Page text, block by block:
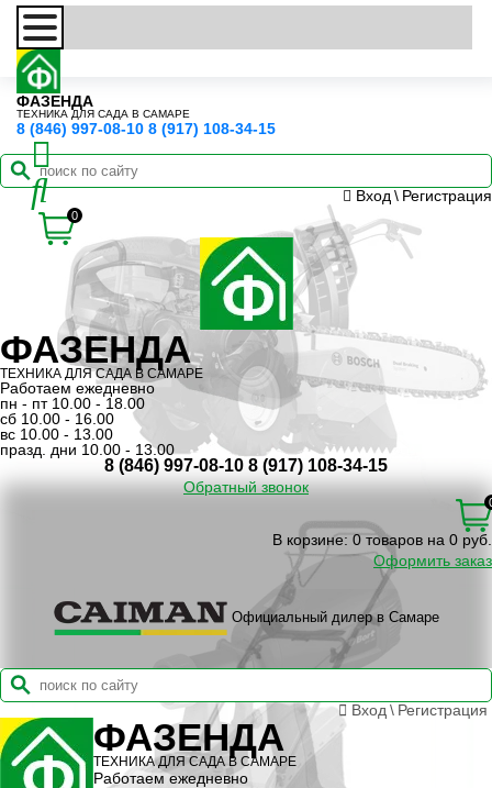
ФАЗЕНДА
ТЕХНИКА ДЛЯ САДА В САМАРЕ
8 (846) 997-08-10 8 (917) 108-34-15
0
Вход \ Регистрация
ФАЗЕНДА
ТЕХНИКА ДЛЯ САДА В САМАРЕ
Работаем ежедневно
пн - пт 10.00 - 18.00
сб 10.00 - 16.00
вс 10.00 - 13.00
празд. дни 10.00 - 13.00
8 (846) 997-08-10 8 (917) 108-34-15
Обратный звонок
В корзине: 0 товаров на 0 руб.
Оформить заказ
Официальный дилер в Самаре
Вход \ Регистрация
ФАЗЕНДА
ТЕХНИКА ДЛЯ САДА В САМАРЕ
Работаем ежедневно